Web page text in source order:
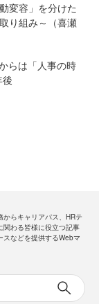
変容」を分けた
り組み～（喜瀬
らは「人事の時
らキャリアパス、HRテ
関わる皆様に役立つ記事
スなどを提供するWebマ